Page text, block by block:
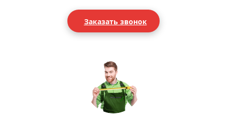
Заказать звонок